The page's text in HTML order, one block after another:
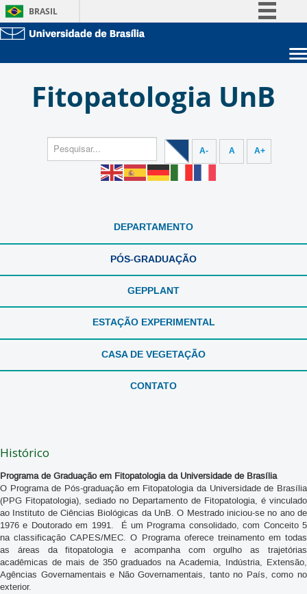
BRASIL
Acesso à informação
Canais
Unidades acadêmicas
Estude na UnB
Administração
Fitopatologia UnB
A- A A+
DEPARTAMENTO
PÓS-GRADUAÇÃO
GEPPLANT
ESTAÇÃO EXPERIMENTAL
CASA DE VEGETAÇÃO
CONTATO
Histórico
Programa de Graduação em Fitopatologia da Universidade de Brasília
O Programa de Pós-graduação em Fitopatologia da Universidade de Brasília
(PPG Fitopatologia), sediado no Departamento de Fitopatologia, é vinculado
ao Instituto de Ciências Biológicas da UnB. O Mestrado iniciou-se no ano de
1976 e Doutorado em 1991. É um Programa consolidado, com Conceito 5
na classificação CAPES/MEC. O Programa oferece treinamento em todas
as áreas da fitopatologia e acompanha com orgulho as trajetórias
acadêmicas de mais de 350 graduados na Academia, Indústria, Extensão,
Agências Governamentais e Não Governamentais, tanto no País, como no
exterior.